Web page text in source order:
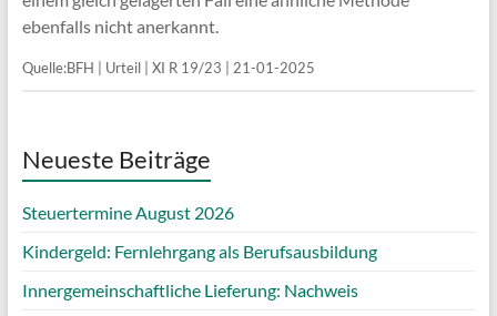
ebenfalls nicht anerkannt.
Quelle:BFH | Urteil | XI R 19/23 | 21-01-2025
Neueste Beiträge
Steuertermine August 2026
Kindergeld: Fernlehrgang als Berufsausbildung
Innergemeinschaftliche Lieferung: Nachweis